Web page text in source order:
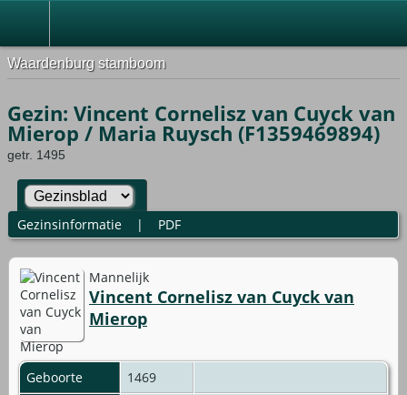
Waardenburg stamboom
Gezin: Vincent Cornelisz van Cuyck van
Mierop / Maria Ruysch (F1359469894)
getr. 1495
Gezinsinformatie| PDF
Mannelijk
Vincent Cornelisz van Cuyck van
Mierop
Geboorte
1469